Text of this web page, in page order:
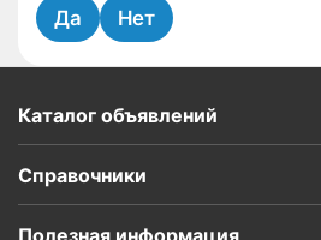
Да Нет
Каталог объявлений
Справочники
Полезная информация